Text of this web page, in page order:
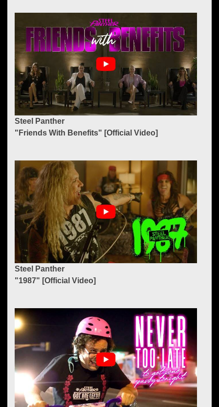
Steel Panther
"Friends With Benefits" [Official Video]
Steel Panther
"1987" [Official Video]